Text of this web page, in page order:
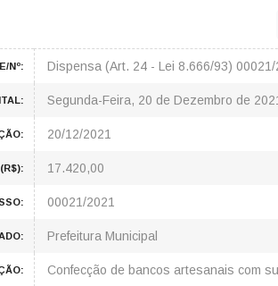
Nº: Dispensa (Art. 24 - Lei 8.666/93) 00021/
Segunda-Feira, 20 de Dezembro de
20/12/2021
17.420,00
00021/2021
Prefeitura Municipal
Confecção de bancos artesanais com